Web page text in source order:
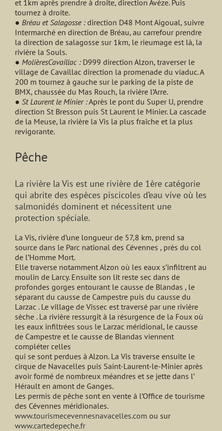
et 1km après prendre à droite, direction Avèze. Puis
tournez à droite.
● Bréau et Salagosse :direction D48 Mont Aigoual, suivre
Intermarché en direction de Bréau, au carrefour prendre
la direction de salagosse sur 1km, le rieumage est là, la
rivière la Souls.
● MolièresCavaillac :D999 direction Alzon, traverser le
village de Cavaillac direction la promenade du viaduc. A
200 m tournez à gauche sur le parking de la piste de
BMX, chaussée du Mas Rouch, la rivière l’Arre.
● St Laurent le Minier :Après le pont du Super U, prendre
direction St Bresson puis St Laurent le Minier. La cascade
de la Meuse, la rivière la Vis la plus fraîche et la plus
revigorante.
Pêche
La rivière la Vis est une rivière de 1ère catégorie
qui abrite des espèces piscicoles d’eau vive où les
salmonidés dominent et nécessitent une
protection spéciale.
La Vis, rivière d’une longueur de 57,8 km, prend sa
source dans le Parc national des Cévennes , près du col
de l’Homme Mort.
Elle traverse notamment Alzon où les eaux s’infiltrent au
moulin de Larcy. Ensuite son lit reste sec dans de
profondes gorges entourant le causse de Blandas , le
séparant du causse de Campestre puis du causse du
Larzac . Le village de Vissec est traversé par une rivière
sèche . La rivière ressurgit à la résurgence de la Foux où
les eaux infiltrées sous le Larzac méridional, le causse
de Campestre et le causse de Blandas viennent
compléter celles
qui se sont perdues à Alzon. La Vis traverse ensuite le
cirque de Navacelles puis Saint-Laurent-le-Minier après
avoir formé de nombreux méandres et se jette dans l’
Hérault en amont de Ganges.
Les permis de pêche sont en vente à l’Office de tourisme
des Cévennes méridionales.
www.tourismecevennesnavacelles.com ou sur
www.cartedepeche.fr